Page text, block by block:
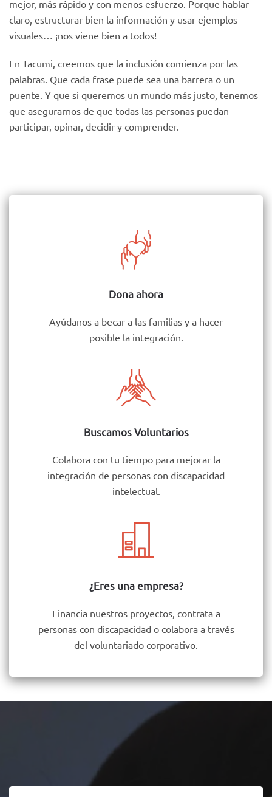
mejor, más rápido y con menos esfuerzo. Porque hablar
claro, estructurar bien la información y usar ejemplos
visuales… ¡nos viene bien a todos!
En Tacumi, creemos que la inclusión comienza por las
palabras. Que cada frase puede sea una barrera o un
puente. Y que si queremos un mundo más justo, tenemos
que asegurarnos de que todas las personas puedan
participar, opinar, decidir y comprender.
Dona ahora
Ayúdanos a becar a las familias y a hacer
posible la integración.
Buscamos Voluntarios
Colabora con tu tiempo para mejorar la
integración de personas con discapacidad
intelectual.
¿Eres una empresa?
Financia nuestros proyectos, contrata a
personas con discapacidad o colabora a través
del voluntariado corporativo.